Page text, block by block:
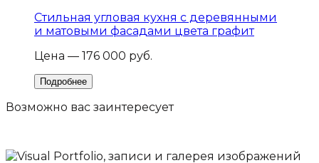
Стильная угловая кухня с деревянными
и матовыми фасадами цвета графит
Цена — 176 000 руб.
Возможно вас заинтересует